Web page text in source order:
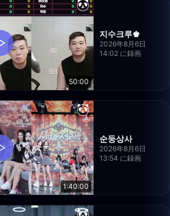
50:00
지수크루♚
2026年8月6日
14:02 に録画
1:40:00
순둥상사
2026年8月6日
13:54 に録画